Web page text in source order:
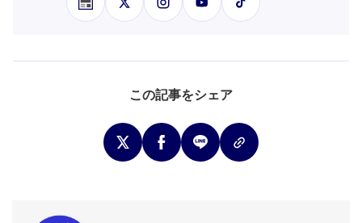
この記事をシェア